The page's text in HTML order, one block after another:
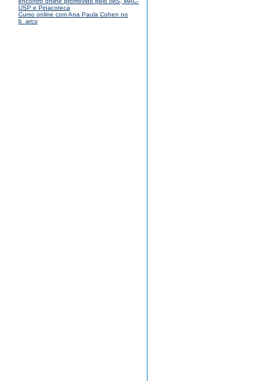
USP e Pinacoteca
Curso online com Ana Paula Cohen no
b_arco